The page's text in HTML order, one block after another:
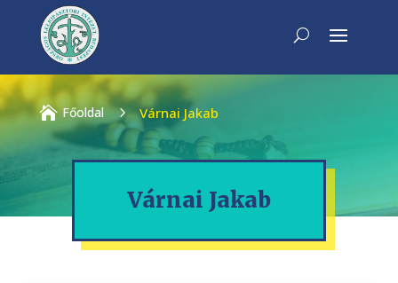
 Főoldal 5 Várnai Jakab
Várnai Jakab